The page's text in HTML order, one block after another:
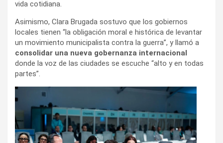
vida cotidiana.
Asimismo, Clara Brugada sostuvo que los gobiernos
locales tienen “la obligación moral e histórica de levantar
un movimiento municipalista contra la guerra”, y llamó a
consolidar una nueva gobernanza internacional
donde la voz de las ciudades se escuche “alto y en todas
partes”.